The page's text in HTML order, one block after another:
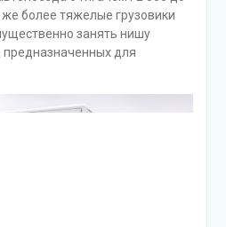
более тяжелые грузовики
занять нишу
для